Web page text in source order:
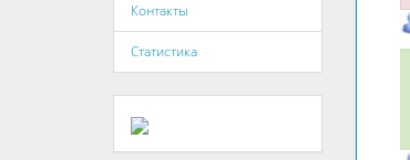
Контакты
Статистика